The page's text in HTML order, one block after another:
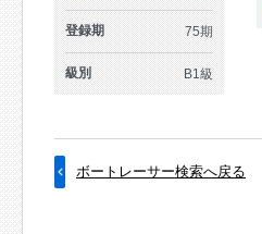
登録期 75期
級別 B1級
ボートレーサー検索へ戻る